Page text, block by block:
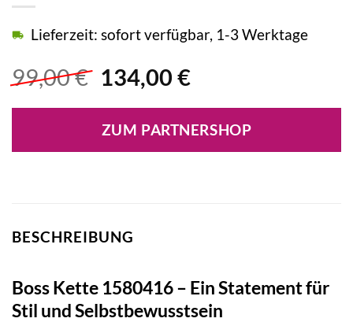
99,00€ Ursprünglicher
war:
99,00 €
134,00 €Aktueller
ist:
134,00 €.
Lieferzeit: sofort verfügbar, 1-3 Werktage
ZUM PARTNERSHOP
BESCHREIBUNG
Boss Kette 1580416 – Ein Statement für
Stil und Selbstbewusstsein